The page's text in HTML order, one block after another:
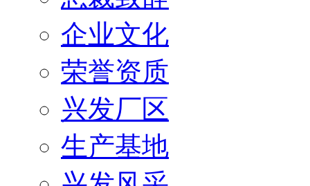
企业文化
荣誉资质
兴发厂区
生产基地